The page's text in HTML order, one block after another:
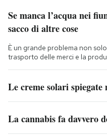
Se manca l’acqua nei
sacco di altre cose
È un grande problema non
trasporto delle merci e la
Le creme solari spiegate
La cannabis fa davvero